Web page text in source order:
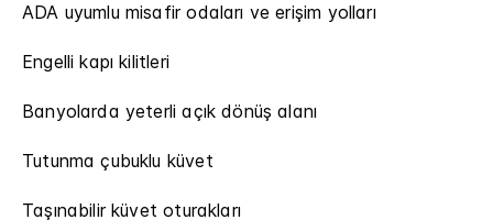
ADA uyumlu misafir odaları ve erişim yolları
Engelli kapı kilitleri
Banyolarda yeterli açık dönüş alanı
Tutunma çubuklu küvet
Taşınabilir küvet oturakları